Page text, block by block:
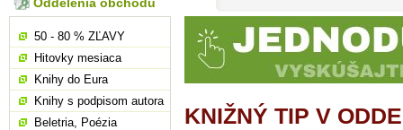
KNIŽNÝ TIP V
50 - 80 % ZĽAVY
Hitovky mesiaca
Knihy do Eura
Knihy s podpisom autora
Beletria, Poézia